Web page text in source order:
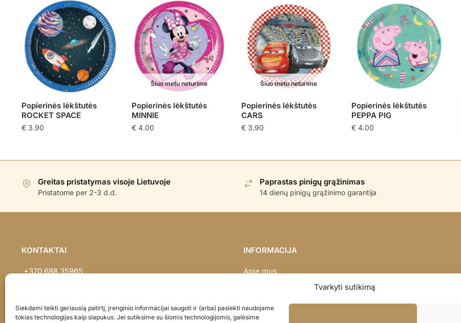
Tvarkyti sutikimą
Siekdami teikti geriausią patirtį, įrenginio informacijai saugoti ir (arba) pasiekti naudojame
tokias technologijas kaip slapukus. Jei sutiksime su šiomis technologijomis, galėsime
Popierinės lėkštutės
ROCKET SPACE
€3.90
Šiuo metu neturime
Popierinės lėkštutės
MINNIE
€4.00
Šiuo metu neturime
Popierinės lėkštutės
CARS
€ 3.90
Popierinės lėkštutės
PEPPA PIG
€ 4.00
Greitas pristatymas visoje Lietuvoje
Pristatome per 2-3 d.d.
Paprastas pinigų grąžinimas
14 dienų pinigų grąžinimo garantija
KONTAKTAI
+370 688 35965
INFORMACIJA
Apie mus
Privatumo politika